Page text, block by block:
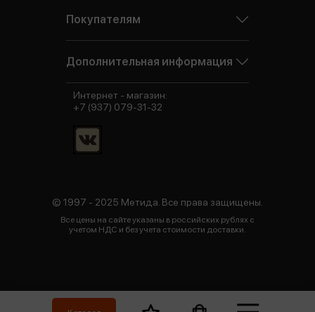
Покупателям
Дополнительная информация
© 1997 - 2025 Метида. Все права защищены.
Все цены на сайте указаны в российских рублях с
учетом НДС и без учета стоимости доставки.
Интернет - магазин:
+7 (937) 079-31-32